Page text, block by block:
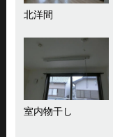
北洋間
室内物干し